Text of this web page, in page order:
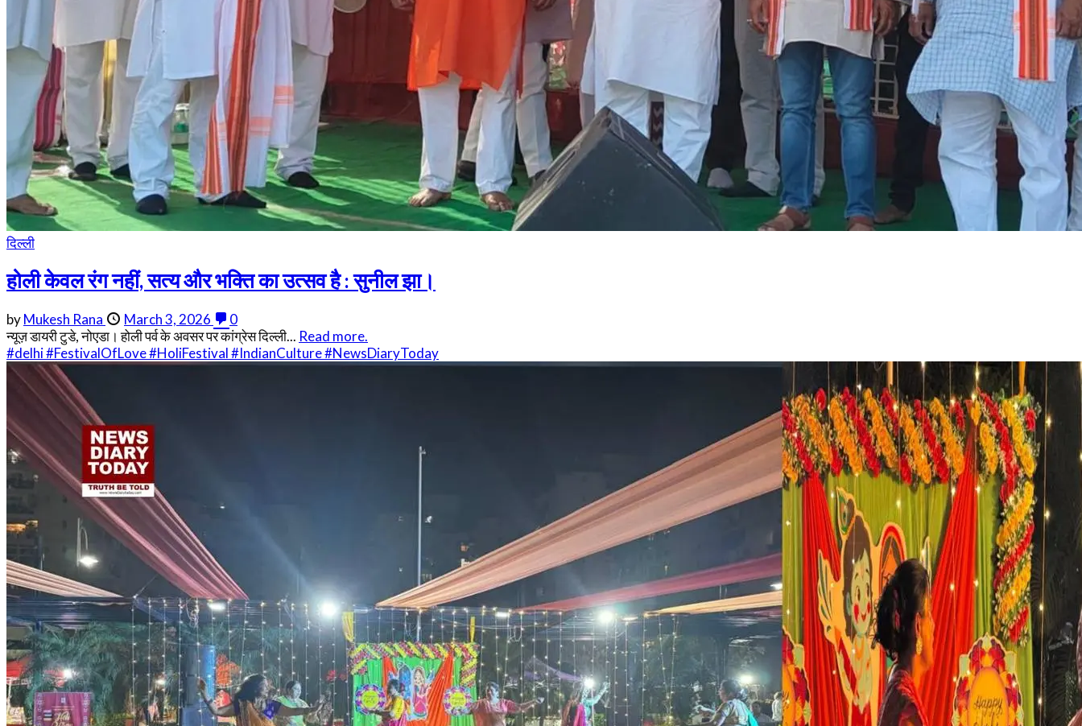
दिल्ली
होली केवल रंग नहीं, सत्य और भक्ति का उत्सव है : सुनील झा।
byMukesh Rana March 3, 2026
0
न्यूज़ डायरी टुडे, नोएडा। होली पर्व के अवसर पर कांग्रेस दिल्ली... Read more.
#delhi#FestivalOfLove#HoliFestival#IndianCulture#NewsDiaryToday